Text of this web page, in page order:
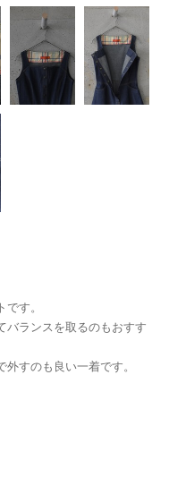
す。
バランスを取るのもおすす
すのも良い一着です。